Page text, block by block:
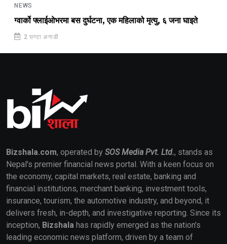
NEWS
ग्वार्को फ्लाईओभरमा बस दुर्घटना, एक महिलाको मृत्यु, ६ जना घाइते
2 घण्टा अगाडी
Bizshala.com, operated by SOS Media Pvt. Ltd., stands as
Nepal's premier financial news portal. With a keen focus on
the economy, capital markets, real estate, banking and
financial institutions, merchant banking, investment tools,
insurance, tourism, the automotive industry, and beyond, it
delivers fresh, in-depth, and investigative reporting. Since its
inception, Bizshala has rapidly emerged as the nation's
leading economic news platform, driven by a team of